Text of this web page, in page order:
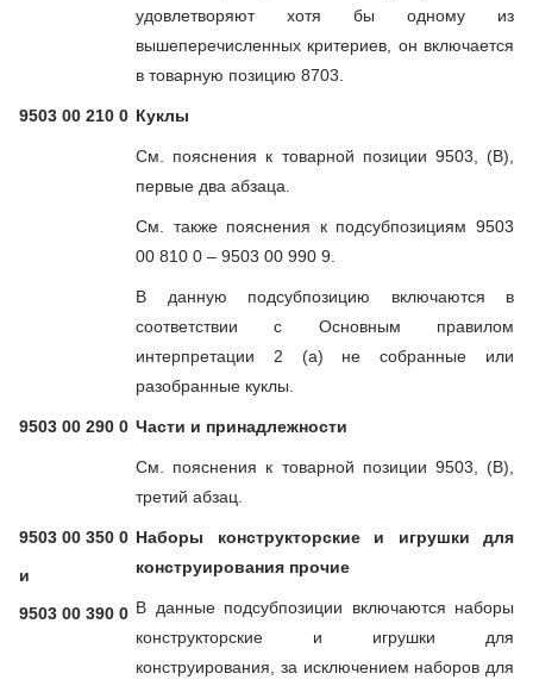
удовлетворяют хотя бы одному из
вышеперечисленных критериев, он включается
в товарную позицию 8703.
9503 00 210 0 Куклы
См. пояснения к товарной позиции 9503, (В),
первые два абзаца.
См. также пояснения к подсубпозициям 9503
00 810 0 – 9503 00 990 9.
В данную подсубпозицию включаются в
соответствии с Основным правилом
интерпретации 2 (а) не собранные или
разобранные куклы.
9503 00 290 0 Части и принадлежности
См. пояснения к товарной позиции 9503, (В),
третий абзац.
9503 00 350 0
и
9503 00 390 0
Наборы конструкторские и игрушки для
конструирования прочие
В данные подсубпозиции включаются наборы
конструкторские и игрушки для
конструирования, за исключением наборов для